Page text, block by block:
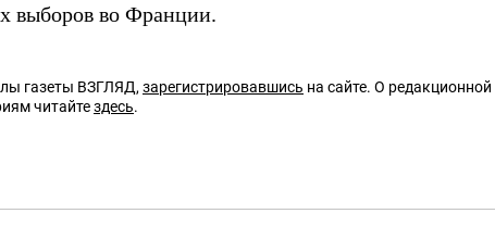
выборов во Франции.
газеты ВЗГЛЯД,зарегистрировавшись на сайте. О редакционной
читайтездесь.